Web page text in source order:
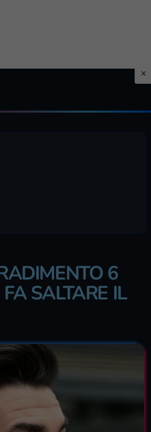
6
SALTARE IL